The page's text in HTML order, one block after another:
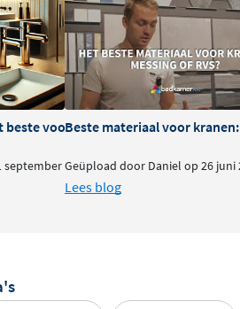
beste voor je badkamer?
september
Beste materiaal voor kranen:
Geüpload door Daniel op 26 juni
Lees blog